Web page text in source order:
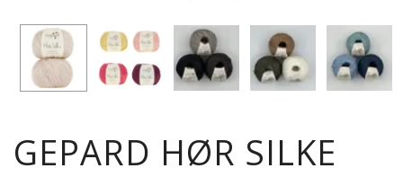
GEPARD HØR SILKE